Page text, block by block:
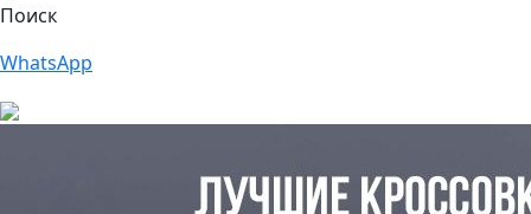
Поиск
WhatsApp